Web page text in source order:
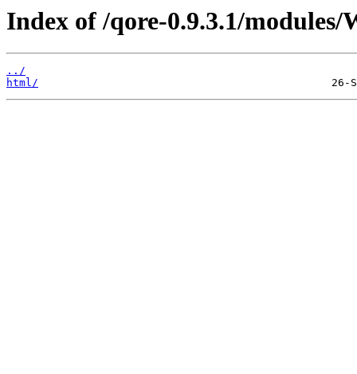
Index of /qore-0.9.3.1/modules/
../
html/